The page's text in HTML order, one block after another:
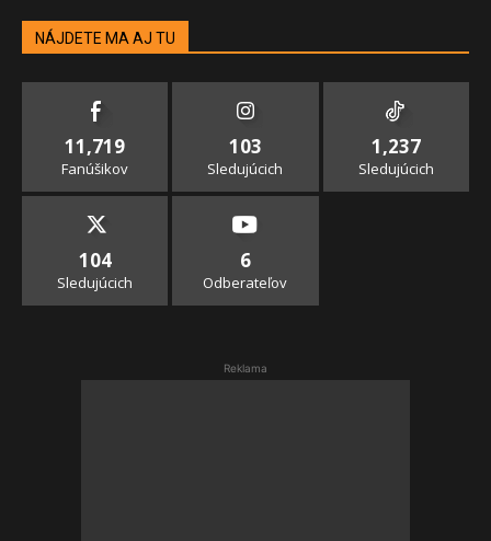
NÁJDETE MA AJ TU
11,719
Fanúšikov
103
Sledujúcich
1,237
Sledujúcich
104
Sledujúcich
6
Odberateľov
Reklama